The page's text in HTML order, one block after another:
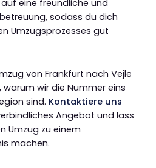
eine freundliche und
sodass du dich
Umzugsprozesses gut
von Frankfurt nach Vejle
wir die Nummer eins
sind. Kontaktiere uns
Angebot und lass
Umzug zu einem
machen.